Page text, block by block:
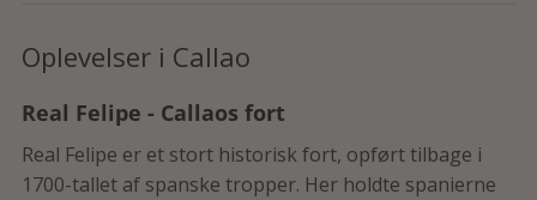
Oplevelser i Callao
Real Felipe - Callaos fort
Real Felipe er et stort historisk fort, opført tilbage i
1700-tallet af spanske tropper. Her holdte spanierne